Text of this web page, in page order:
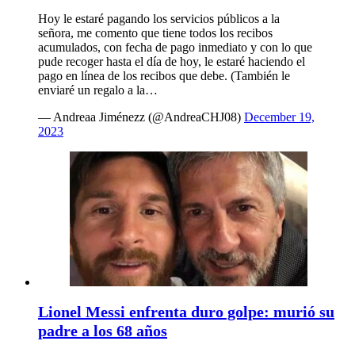
Hoy le estaré pagando los servicios públicos a la
señora, me comento que tiene todos los recibos
acumulados, con fecha de pago inmediato y con lo que
pude recoger hasta el día de hoy, le estaré haciendo el
pago en línea de los recibos que debe. (También le
enviaré un regalo a la…
— Andreaa Jiménezz (@AndreaCHJ08) December 19,
2023
Lionel Messi enfrenta duro golpe: murió su
padre a los 68 años